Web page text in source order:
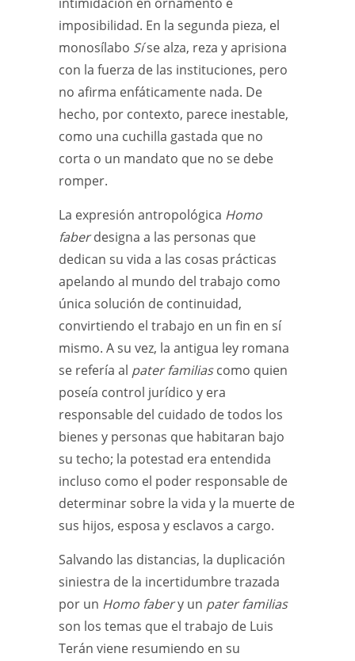
imposibilidad. En la segunda pieza, el
monosílabo Síse alza, reza y aprisiona
con la fuerza de las instituciones, pero
no afirma enfáticamente nada. De
hecho, por contexto, parece inestable,
como una cuchilla gastada que no
corta o un mandato que no se debe
romper.
La expresión antropológica Homo
faberdesigna a las personas que
dedican su vida a las cosas prácticas
apelando al mundo del trabajo como
única solución de continuidad,
convirtiendo el trabajo en un fin en sí
mismo. A su vez, la antigua ley romana
se refería al pater familiascomo quien
poseía control jurídico y era
responsable del cuidado de todos los
bienes y personas que habitaran bajo
su techo; la potestad era entendida
incluso como el poder responsable de
determinar sobre la vida y la muerte de
sus hijos, esposa y esclavos a cargo.
Salvando las distancias, la duplicación
siniestra de la incertidumbre trazada
por un Homo fabery un pater familias
son los temas que el trabajo de Luis
Terán viene resumiendo en su